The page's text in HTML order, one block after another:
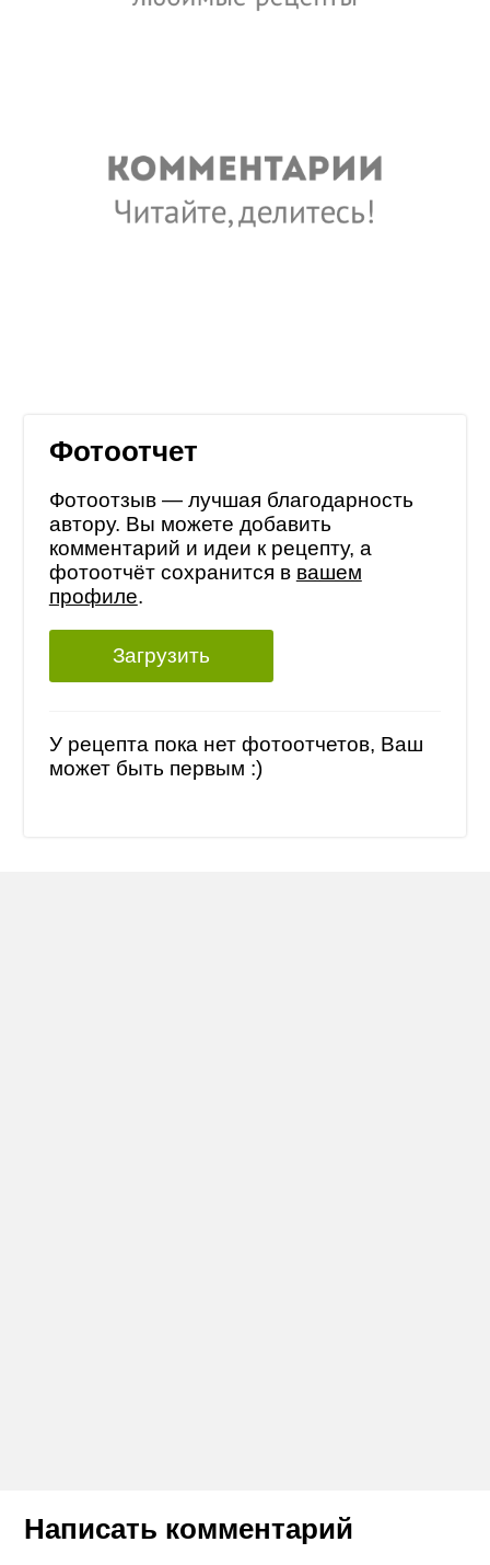
Фотоотчет
Фотоотзыв — лучшая благодарность
автору. Вы можете добавить
комментарий и идеи к рецепту, а
фотоотчёт сохранится в вашем
профиле.
Загрузить
У рецепта пока нет фотоотчетов, Ваш
может быть первым :)
Написать комментарий